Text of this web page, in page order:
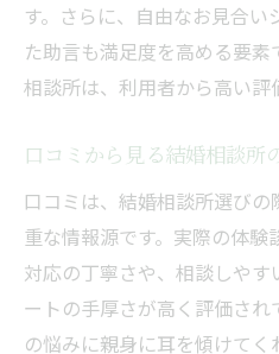
結婚相談所で実感
埼玉県で女性が安
徴
成婚率から見る結
満足度を高める結
結婚相談所で安心して
結婚相談所のサポ
埼玉県の結婚相談
す。さらに、自由なお見合
た助言も満足度を高める要
相談所は、利用者から高い評
口コミから見る結婚相談所
口コミは、結婚相談所選び
重な情報源です。実際の体
対応の丁寧さや、相談しや
ートの手厚さが高く評価さ
の悩みに親身に耳を傾けて